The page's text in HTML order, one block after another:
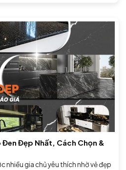
Đẹp Nhất, Cách Chọn &
nhiều gia chủ yêu thích nhờ vẻ đẹp